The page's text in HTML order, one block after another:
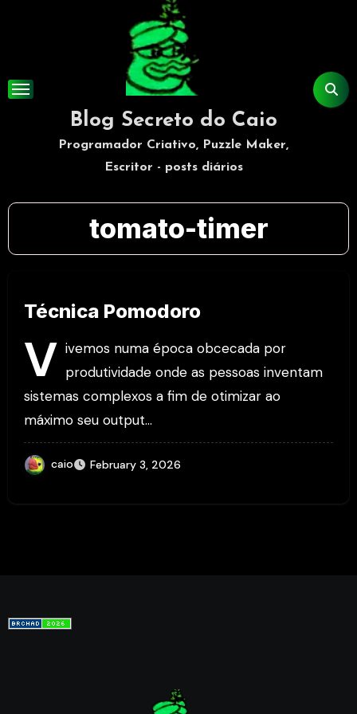
Blog Secreto do Caio
Programador Criativo, Puzzle Maker,
Escritor - posts diários
tomato-timer
Técnica Pomodoro
V ivemos numa época obcecada por
produtividade onde as pessoas inventam
sistemas complexos a fim de otimizar ao
máximo seu output…
caio February 3, 2026